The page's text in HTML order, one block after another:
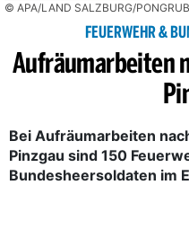
© APA/LAND SALZBURG/
FEUERWEHR &
Aufräumarbeiten
Bei Aufräumarbeiten
Pinzgau sind 150
Bundesheersoldaten im